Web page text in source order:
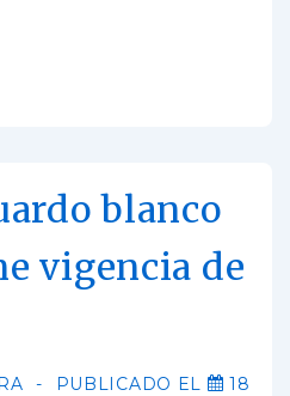
blanco
vigencia de
PUBLICADO EL
18